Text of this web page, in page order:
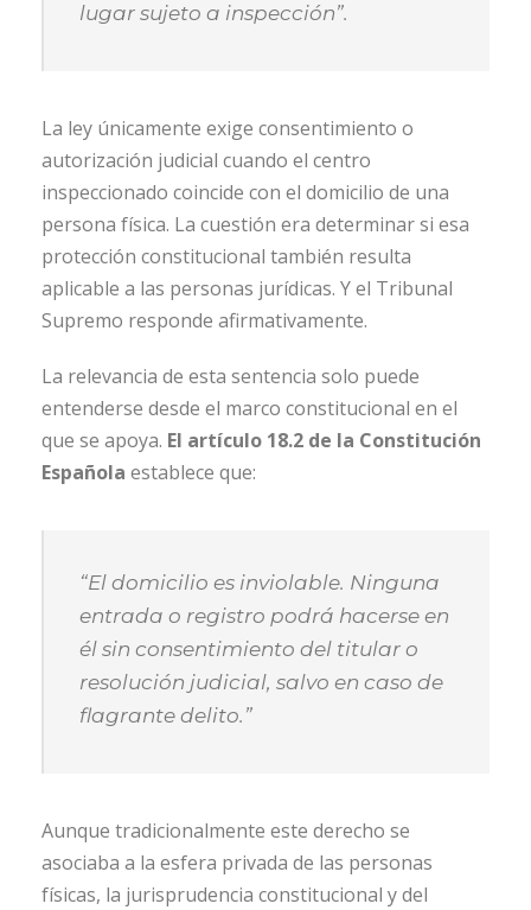
lugar sujeto a inspección”.
La ley únicamente exige consentimiento o
autorización judicial cuando el centro
inspeccionado coincide con el domicilio de una
persona física. La cuestión era determinar si esa
protección constitucional también resulta
aplicable a las personas jurídicas. Y el Tribunal
Supremo responde afirmativamente.
La relevancia de esta sentencia solo puede
entenderse desde el marco constitucional en el
que se apoya. El artículo 18.2 de la Constitución
Española establece que:
“El domicilio es inviolable. Ninguna
entrada o registro podrá hacerse en
él sin consentimiento del titular o
resolución judicial, salvo en caso de
flagrante delito.”
Aunque tradicionalmente este derecho se
asociaba a la esfera privada de las personas
físicas, la jurisprudencia constitucional y del